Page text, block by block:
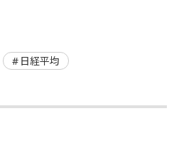
日経平均